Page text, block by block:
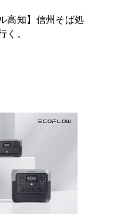
高知】信州そば処
く。